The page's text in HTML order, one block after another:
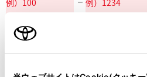
必須 都道府県